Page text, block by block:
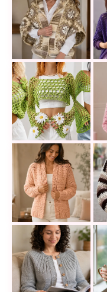
Una chaqueta en
16 mangas y
El Abrigo Galaxy